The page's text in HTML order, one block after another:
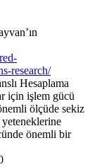
research/
Hesaplama
için işlem gücü
ölçüde sekiz
önemli bir